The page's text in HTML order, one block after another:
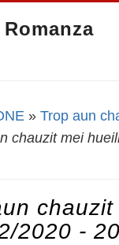
» Trop aun
chauzit mei
2020 -